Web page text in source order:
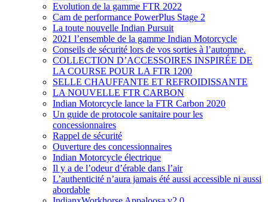
Evolution de la gamme FTR 2022
Cam de performance PowerPlus Stage 2
La toute nouvelle Indian Pursuit
2021 l’ensemble de la gamme Indian Motorcycle
Conseils de sécurité lors de vos sorties à l’automne.
COLLECTION D’ACCESSOIRES INSPIRÉE DE
LA COURSE POUR LA FTR 1200
SELLE CHAUFFANTE ET REFROIDISSANTE
LA NOUVELLE FTR CARBON
Indian Motorcycle lance la FTR Carbon 2020
Un guide de protocole sanitaire pour les
concessionnaires
Rappel de sécurité
Ouverture des concessionnaires
Indian Motorcycle électrique
Il y a de l’odeur d’érable dans l’air
L’authenticité n’aura jamais été aussi accessible ni aussi
abordable